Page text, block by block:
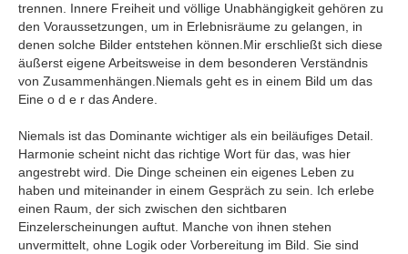
trennen. Innere Freiheit und völlige Unabhängigkeit gehören zu
den Voraussetzungen, um in Erlebnisräume zu gelangen, in
denen solche Bilder entstehen können.Mir erschließt sich diese
äußerst eigene Arbeitsweise in dem besonderen Verständnis
von Zusammenhängen.Niemals geht es in einem Bild um das
Eine o d e r das Andere.
Niemals ist das Dominante wichtiger als ein beiläufiges Detail.
Harmonie scheint nicht das richtige Wort für das, was hier
angestrebt wird. Die Dinge scheinen ein eigenes Leben zu
haben und miteinander in einem Gespräch zu sein. Ich erlebe
einen Raum, der sich zwischen den sichtbaren
Einzelerscheinungen auftut. Manche von ihnen stehen
unvermittelt, ohne Logik oder Vorbereitung im Bild. Sie sind